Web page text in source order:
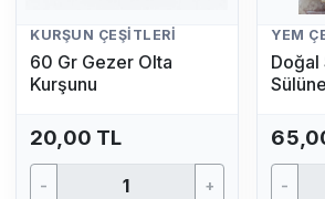
KURŞUN ÇEŞITLERI
60 Gr Gezer Olta
Kurşunu
20,00 TL
- +
YEM
Doğal
-